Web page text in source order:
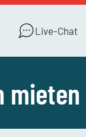
Live-Chat